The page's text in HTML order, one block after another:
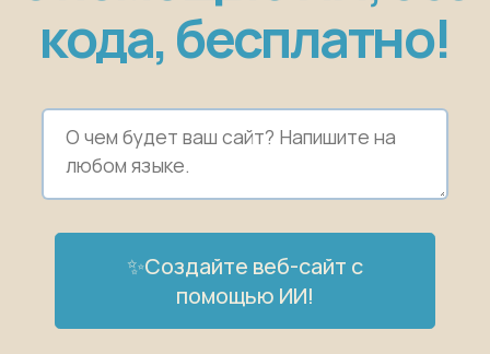
кода, бесплатно!
✨Создайте веб-сайт с
помощью ИИ!